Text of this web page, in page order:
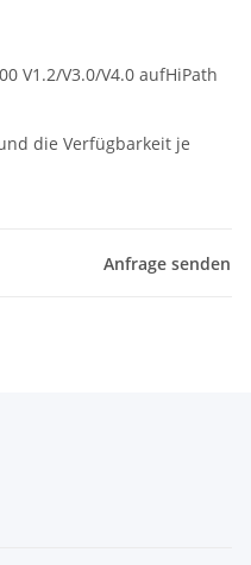
V1.2/V3.0/V4.0 aufHiPath
die Verfügbarkeit je
Anfrage senden